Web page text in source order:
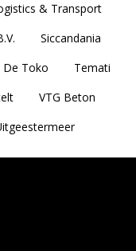
& Transport
Siccandania
De Toko
Temati
VTG Beton